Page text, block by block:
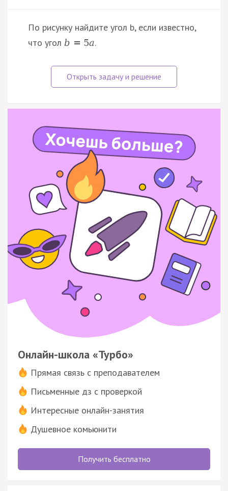
По рисунку найдите угол b, если известно,
что угол b = 5a.
Онлайн-школа «Турбо»
Прямая связь с преподавателем
Письменные дз с проверкой
Интересные онлайн-занятия
Душевное комьюнити
Получить бесплатно